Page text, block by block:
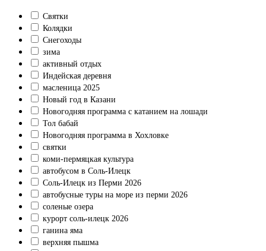
Святки
Колядки
Снегоходы
зима
активный отдых
Индейская деревня
масленица 2025
Новый год в Казани
Новогодняя программа с катанием на лошади
Тол бабай
Новогодняя программа в Хохловке
святки
коми-пермяцкая культура
автобусом в Соль-Илецк
Соль-Илецк из Перми 2026
автобусные туры на море из перми 2026
соленые озера
курорт соль-илецк 2026
ганина яма
верхняя пышма